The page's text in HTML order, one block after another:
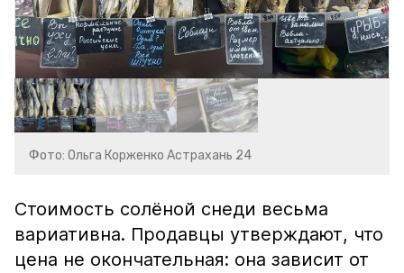
Фото: Ольга Корженко Астрахань 24
Стоимость солёной снеди весьма
вариативна. Продавцы утверждают, что
цена не окончательная: она зависит от